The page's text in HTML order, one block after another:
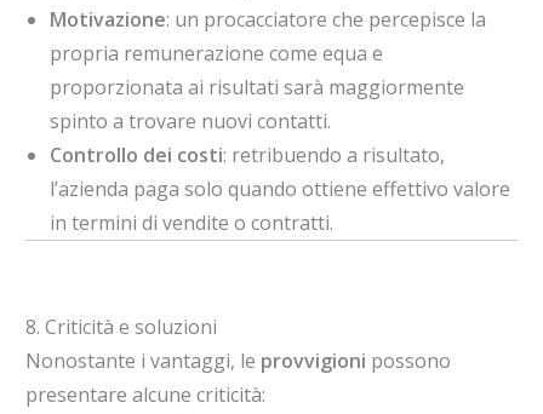
Motivazione: un procacciatore che percepisce la
propria remunerazione come equa e
proporzionata ai risultati sarà maggiormente
spinto a trovare nuovi contatti.
Controllo dei costi: retribuendo a risultato,
l’azienda paga solo quando ottiene effettivo valore
in termini di vendite o contratti.
8. Criticità e soluzioni
Nonostante i vantaggi, le provvigioni possono
presentare alcune criticità: